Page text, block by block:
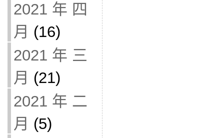
2021 年 四
月 (16)
2021 年 三
月 (21)
2021 年 二
月 (5)